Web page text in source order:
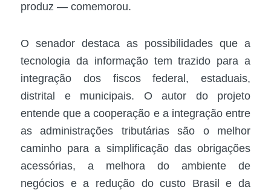
produz — comemorou.
O senador destaca as possibilidades que a
tecnologia da informação tem trazido para a
integração dos fiscos federal, estaduais,
distrital e municipais. O autor do projeto
entende que a cooperação e a integração entre
as administrações tributárias são o melhor
caminho para a simplificação das obrigações
acessórias, a melhora do ambiente de
negócios e a redução do custo Brasil e da